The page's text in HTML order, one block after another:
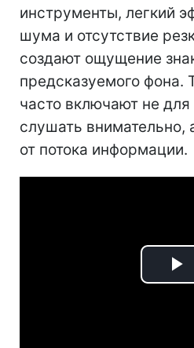
инструменты, легкий
шума и отсутствие
создают ощущение
предсказуемого фона.
часто включают не для
слушать внимательно,
от потока информации.